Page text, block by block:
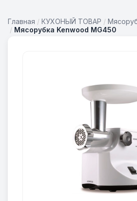
Главная / КУХОНЫЙ ТОВАР /
/ Мясорубка Kenwood MG450